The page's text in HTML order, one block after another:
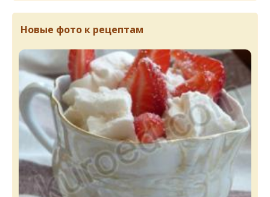
Новые фото к рецептам